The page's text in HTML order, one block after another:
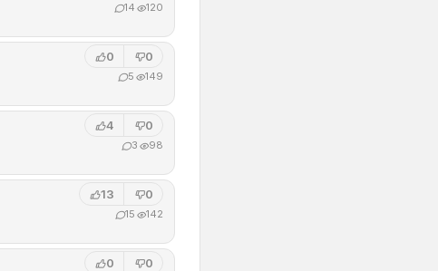
14 120
0 0
5 149
4 0
3 98
13 0
15 142
0 0